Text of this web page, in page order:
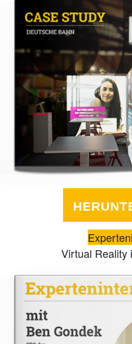
Virtual Reality